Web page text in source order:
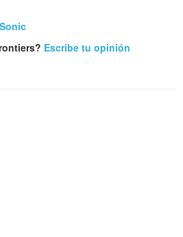
Escribe tu opinión